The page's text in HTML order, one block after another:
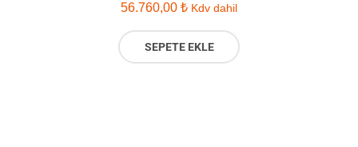
56.760,00 ₺ Kdv dahil
SEPETE EKLE